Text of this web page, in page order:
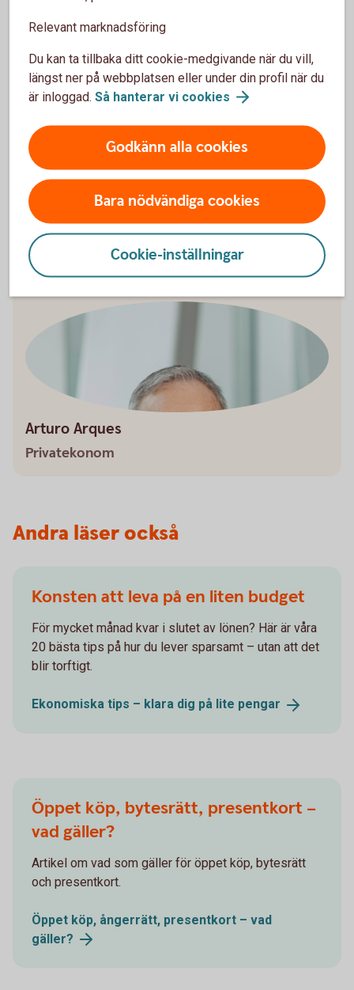
Är priset bra? Kolla upp och jämför
Undvik impulsköp – det är lätt att man ångrar
Mauri lär dig hur försäljarna tänker
Mauri reder ut vilka knep butikerna använder sig av för att få
oss att konsumera mera i ett avsnitt av YouTube -serien
Pengar & Sånt.
Se Pengar & Sånt medMauri
Arturo Arques
Privatekonom
Andra läser också
Konsten att leva på en liten budget
För mycket månad kvar i slutet av lönen? Här är våra
20 bästa tips på hur du lever sparsamt – utan att det
blir torftigt.
Ekonomiska tips – klara dig på lite pengar
Öppet köp, bytesrätt, presentkort –
vad gäller?
Artikel om vad som gäller för öppet köp, bytesrätt
och presentkort.
Öppet köp, ångerrätt, presentkort – vad
gäller?
Relevant marknadsföring
Du kan ta tillbaka ditt cookie-medgivande när du vill,
längst ner på webbplatsen eller under din profil när du
är inloggad. Så hanterar vi cookies
Godkänn alla cookies
Bara nödvändiga cookies
Cookie-inställningar